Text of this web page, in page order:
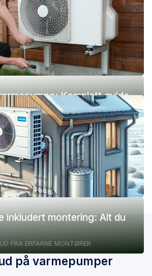
Komplett guide
og ulemper)
inkludert montering: Alt du
FRA ERFARNE MONTØRER
på varmepumper